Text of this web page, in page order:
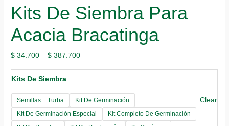
Kits De Siembra Para
Acacia Bracatinga
$ 34.700 –$ 387.700
Kits De Siembra
Semillas + Turba
Kit De Germinación
Kit De Germinación Especial
Kit Completo De Germinación
Clear